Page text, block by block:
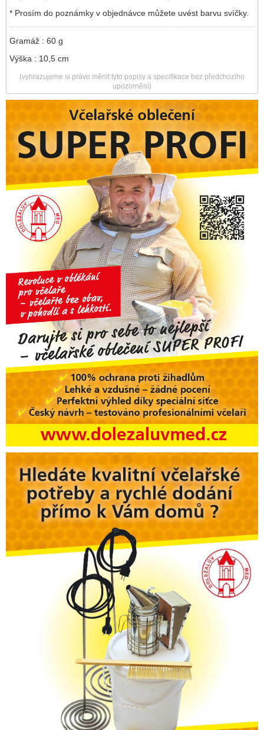
* Prosím do poznámky v objednávce můžete uvést barvu svíčky.
Gramáž : 60 g
Výška : 10,5 cm
(vyhrazujeme si právo měnit tyto popisy a specifikace bez předchozího
upozornění)